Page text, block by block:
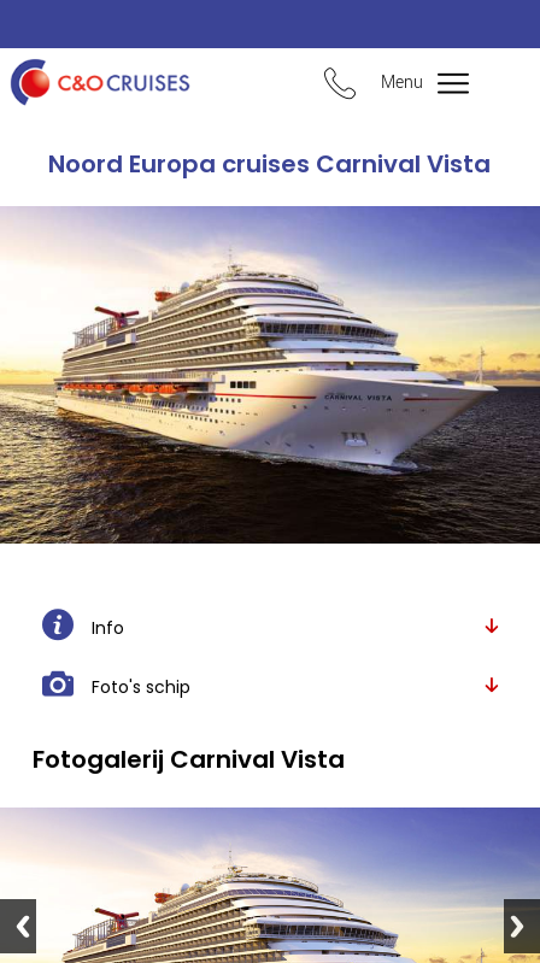
Menu
Noord Europa cruises Carnival Vista
Info
Foto's schip
Fotogalerij Carnival Vista